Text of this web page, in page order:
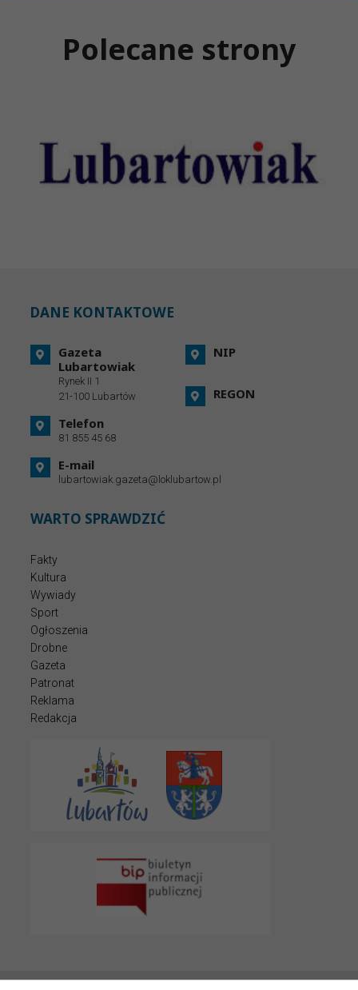
Polecane strony
DANE KONTAKTOWE
Gazeta
Lubartowiak
Rynek II 1
21-100 Lubartów
Telefon
81 855 45 68
E-mail
lubartowiak.gazeta@loklubartow.pl
NIP
REGON
WARTO SPRAWDZIĆ
Fakty
Kultura
Wywiady
Sport
Ogłoszenia
Drobne
Gazeta
Patronat
Reklama
Redakcja